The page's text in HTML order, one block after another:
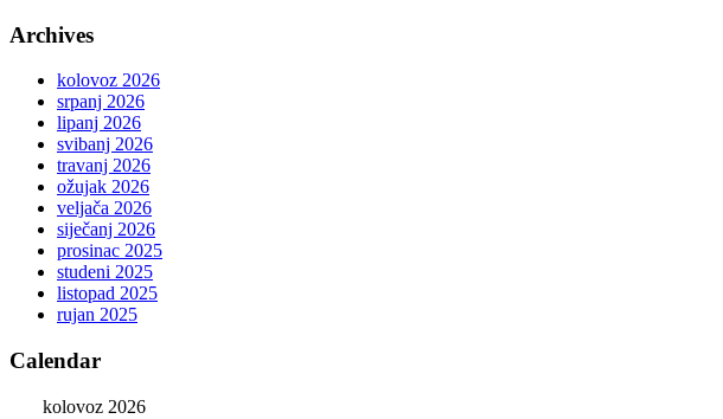
Archives
kolovoz 2026
srpanj 2026
lipanj 2026
svibanj 2026
travanj 2026
ožujak 2026
veljača 2026
siječanj 2026
prosinac 2025
studeni 2025
listopad 2025
rujan 2025
Calendar
kolovoz 2026